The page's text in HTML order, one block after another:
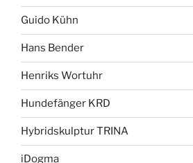
Guido Kühn
Hans Bender
Henriks Wortuhr
Hundefänger KRD
Hybridskulptur TRINA
iDogma